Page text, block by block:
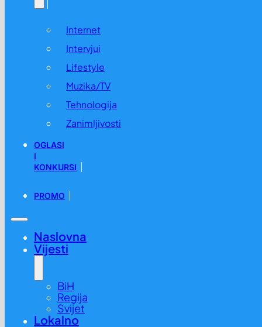
Internet
Intervjui
Lifestyle
Muzika/TV
Tehnologija
Zanimljivosti
OGLASI
I
KONKURSI
PROMO
Naslovna
Vijesti
BiH
Regija
Svijet
Lokalno